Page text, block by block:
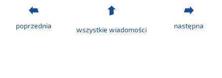
poprzednia wszystkie wiadomości następna